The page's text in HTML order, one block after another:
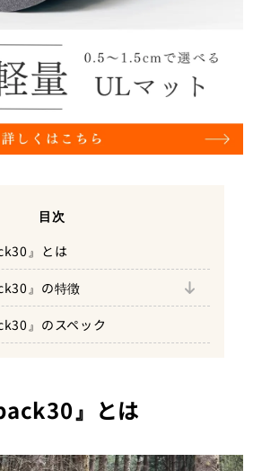
目次
』とは
』の特徴
ドの両方から中の物が取り
トを多数配置
した設計
』のスペック
』とは